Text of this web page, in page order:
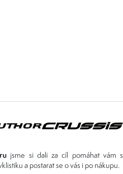
jsme si dali za cíl pomáhat vám s
a postarat se o vás i po nákupu.